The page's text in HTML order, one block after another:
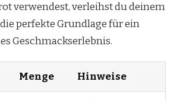
verwendest, verleihst du deinem
perfekte Grundlage für ein
Geschmackserlebnis.
Menge Hinweise